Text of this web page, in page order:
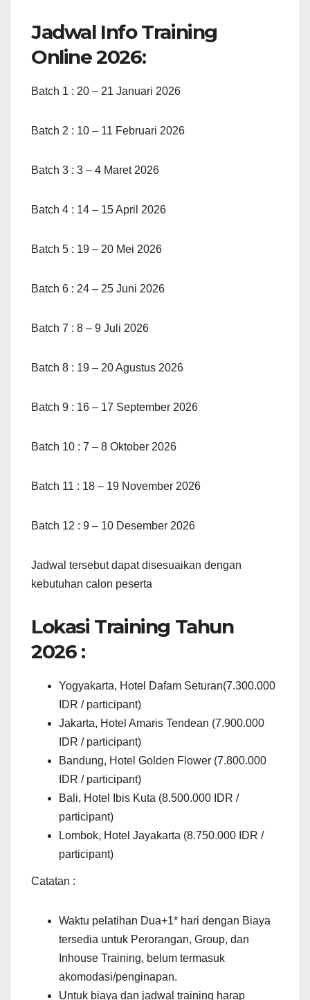
Jadwal Info Training
Online 2026:
Batch 1 : 20 – 21 Januari 2026
Batch 2 : 10 – 11 Februari 2026
Batch 3 : 3 – 4 Maret 2026
Batch 4 : 14 – 15 April 2026
Batch 5 : 19 – 20 Mei 2026
Batch 6 : 24 – 25 Juni 2026
Batch 7 : 8 – 9 Juli 2026
Batch 8 : 19 – 20 Agustus 2026
Batch 9 : 16 – 17 September 2026
Batch 10 : 7 – 8 Oktober 2026
Batch 11 : 18 – 19 November 2026
Batch 12 : 9 – 10 Desember 2026
Jadwal tersebut dapat disesuaikan dengan
kebutuhan calon peserta
Lokasi Training Tahun
2026 :
Yogyakarta, Hotel Dafam Seturan(7.300.000
IDR / participant)
Jakarta, Hotel Amaris Tendean (7.900.000
IDR / participant)
Bandung, Hotel Golden Flower (7.800.000
IDR / participant)
Bali, Hotel Ibis Kuta (8.500.000 IDR /
participant)
Lombok, Hotel Jayakarta (8.750.000 IDR /
participant)
Catatan :
Waktu pelatihan Dua+1* hari dengan Biaya
tersedia untuk Perorangan, Group, dan
Inhouse Training, belum termasuk
akomodasi/penginapan.
Untuk biaya dan jadwal training harap